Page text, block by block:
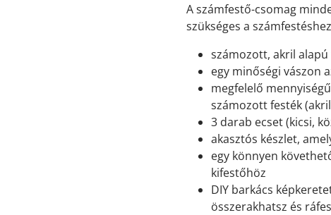
A számfestő-csomag
szükséges a
számozott, akril
egy minőségi vászon
megfelelő
számozott festék
3 darab ecset (kicsi,
akasztós készlet,
egy könnyen
kifestőhöz
DIY barkács
összerakhatsz és